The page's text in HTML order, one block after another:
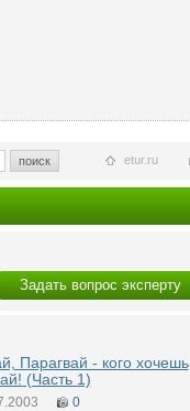
поиск etur.ru
Задать вопрос эксперту
Парагвай - кого хочешь
(Часть 1)
0